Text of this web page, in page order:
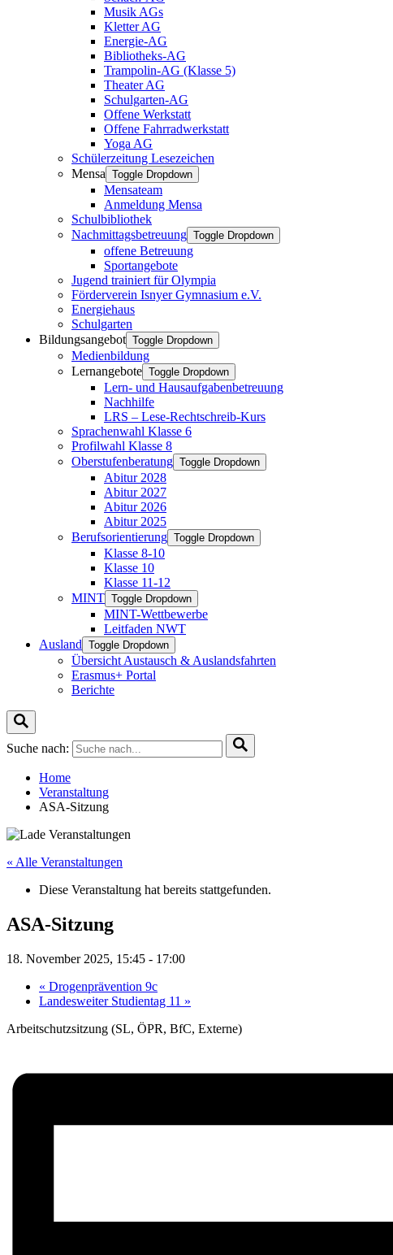
Musik AGs
Kletter AG
Energie-AG
Bibliotheks-AG
Trampolin-AG (Klasse 5)
Theater AG
Schulgarten-AG
Offene Werkstatt
Offene Fahrradwerkstatt
Yoga AG
Schülerzeitung Lesezeichen
Mensa Toggle Dropdown
Mensateam
Anmeldung Mensa
Schulbibliothek
Nachmittagsbetreuung Toggle Dropdown
offene Betreuung
Sportangebote
Jugend trainiert für Olympia
Förderverein Isnyer Gymnasium e.V.
Energiehaus
Schulgarten
Bildungsangebot Toggle Dropdown
Medienbildung
Lernangebote Toggle Dropdown
Lern- und Hausaufgabenbetreuung
Nachhilfe
LRS – Lese-Rechtschreib-Kurs
Sprachenwahl Klasse 6
Profilwahl Klasse 8
Oberstufenberatung Toggle Dropdown
Abitur 2028
Abitur 2027
Abitur 2026
Abitur 2025
Berufsorientierung Toggle Dropdown
Klasse 8-10
Klasse 10
Klasse 11-12
MINT Toggle Dropdown
MINT-Wettbewerbe
Leitfaden NWT
Ausland Toggle Dropdown
Übersicht Austausch & Auslandsfahrten
Erasmus+ Portal
Berichte
Suche nach:
Home
Veranstaltung
ASA-Sitzung
« Alle Veranstaltungen
Diese Veranstaltung hat bereits stattgefunden.
ASA-Sitzung
18. November 2025, 15:45 - 17:00
« Drogenprävention 9c
Landesweiter Studientag 11 »
Arbeitschutzsitzung (SL, ÖPR, BfC, Externe)